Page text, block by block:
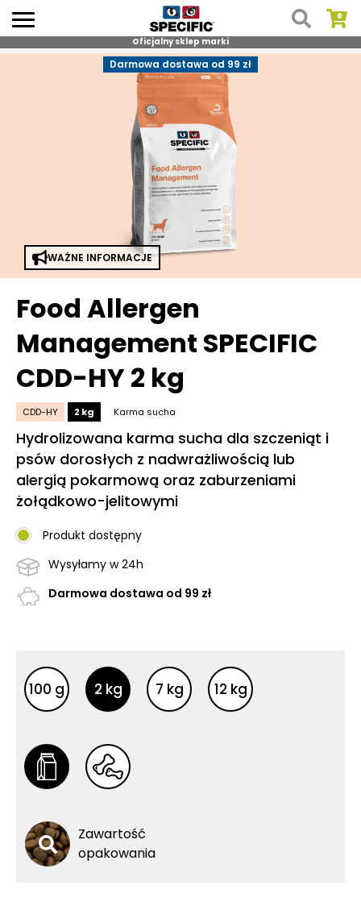
Skip
Oficjalny sklep marki
Darmowa dostawa od 99 zł
WAŻNE INFORMACJE
Food Allergen
Management SPECIFIC
CDD-HY 2 kg
CDD-HY 2 kg Karma sucha
Hydrolizowana karma sucha dla szczeniąt i
psów dorosłych z nadwrażliwością lub
alergią pokarmową oraz zaburzeniami
żołądkowo-jelitowymi
Produkt dostępny
Wysyłamy w 24h
Darmowa dostawa od 99 zł
Inne opakowania
100 g 2 kg 7 kg 12 kg
Inne opakowania
Zawartość
opakowania